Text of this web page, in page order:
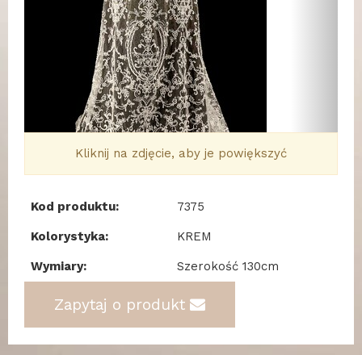
Kliknij na zdjęcie, aby je powiększyć
Kod produktu: 7375
Kolorystyka: KREM
Wymiary: Szerokość 130cm
Zapytaj o produkt